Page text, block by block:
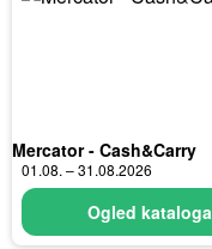
Mercator - Cash&Carry
01.08. – 31.08.2026
Ogled kataloga